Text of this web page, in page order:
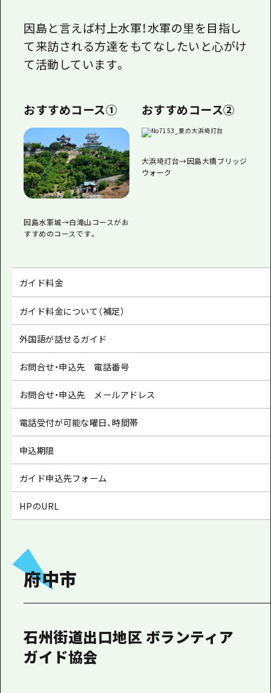
因島と言えば村上水軍！水軍の里を目指し
て来訪される方達をもてなしたいと心がけ
て活動しています。
おすすめコース①
因島水軍城→白滝山コースがお
すすめのコースです。
おすすめコース②
大浜埼灯台→因島大橋ブリッジ
ウォーク
ガイド料金
ガイド料金について（補足）
外国語が話せるガイド
お問合せ・申込先 電話番号
お問合せ・申込先 メールアドレス
電話受付が可能な曜日、時間帯
申込期限
ガイド申込先フォーム
HPのURL
府中市
石州街道出口地区 ボランティア
ガイド協会